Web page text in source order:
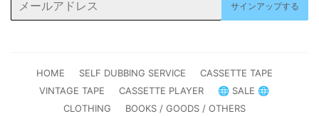
ー
サインアップする
HOME SELF DUBBING SERVICE
CASSETTE TAPE
VINTAGE TAPE
CASSETTE PLAYER
🌐 SALE 🌐
CLOTHING
BOOKS / GOODS / OTHERS